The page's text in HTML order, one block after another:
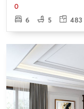
ngoài KĐT Nam An
0
6
5 483